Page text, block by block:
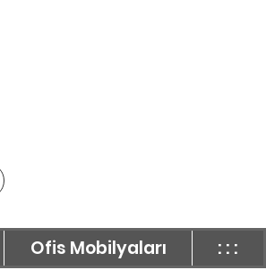
Ofis Mobilyaları : : :